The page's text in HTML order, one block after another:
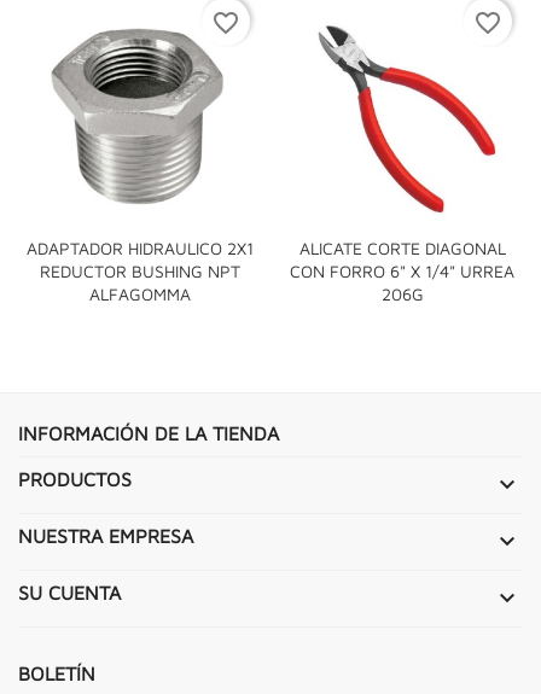
ADAPTADOR HIDRAULICO 2X1
REDUCTOR BUSHING NPT
ALFAGOMMA
favorite_border
ALICATE CORTE DIAGONAL
CON FORRO 6" X 1/4" URREA
206G
favorite_border
INFORMACIÓN DE LA TIENDA
PRODUCTOS 
NUESTRA EMPRESA 
SU CUENTA 
BOLETÍN